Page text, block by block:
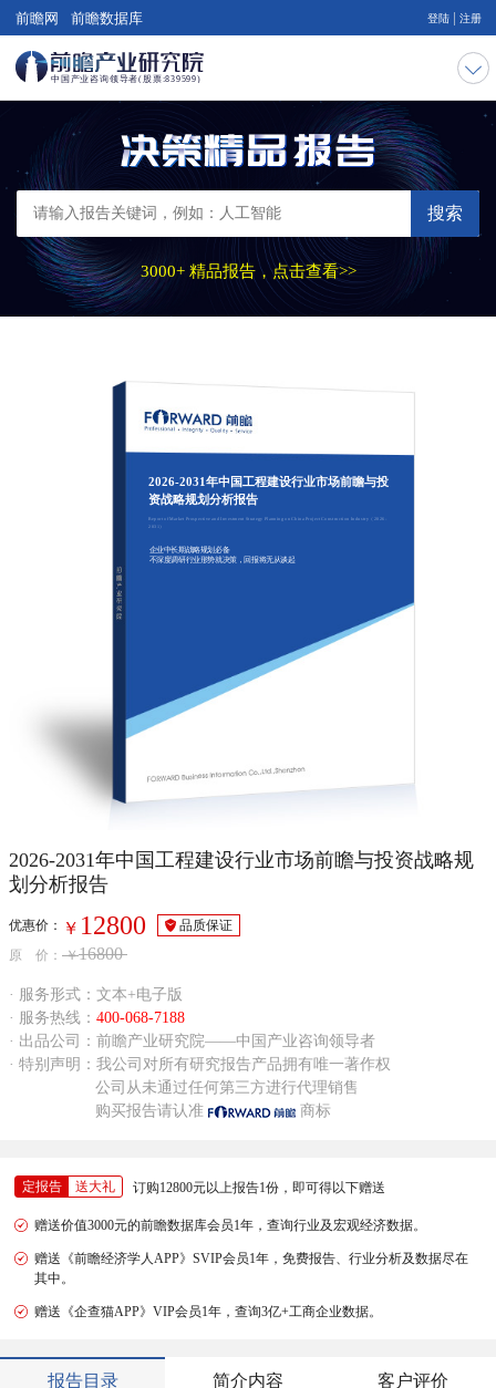
前瞻网 前瞻数据库 登陆 注册
搜索
3000+ 精品报告，点击查看>>
2026-2031年中国工程建设行业市场前瞻与投
资战略规划分析报告
Report of Market Prospective and Investment Strategy Planning on China Project Construction Industry（2026-
2031）
企业中长期战略规划必备
不深度调研行业形势就决策，回报将无从谈起
2026-2031年中国工程建设行业市场前瞻与投资战略规
划分析报告
优惠价： ￥ 12800
品质保证
原 价： ￥16800
· 服务形式：文本+电子版
· 服务热线： 400-068-7188
· 出品公司：前瞻产业研究院——中国产业咨询领导者
· 特别声明：我公司对所有研究报告产品拥有唯一著作权
公司从未通过任何第三方进行代理销售
购买报告请认准
商标
定报告 送大礼 订购12800元以上报告1份，即可得以下赠送
赠送价值3000元的前瞻数据库会员1年，查询行业及宏观经济数据。
赠送《前瞻经济学人APP》SVIP会员1年，免费报告、行业分析及数据尽在
其中。
赠送《企查猫APP》VIP会员1年，查询3亿+工商企业数据。
报告目录 简介内容 客户评价